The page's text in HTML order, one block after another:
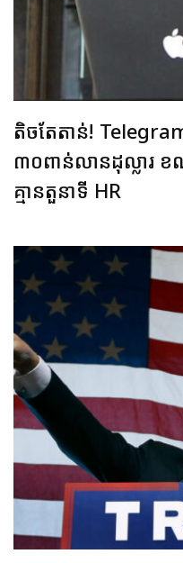
តិចតែតាន់!
៣០ពាន់លានដុល្លារ
គ្មានតួនាទី HR